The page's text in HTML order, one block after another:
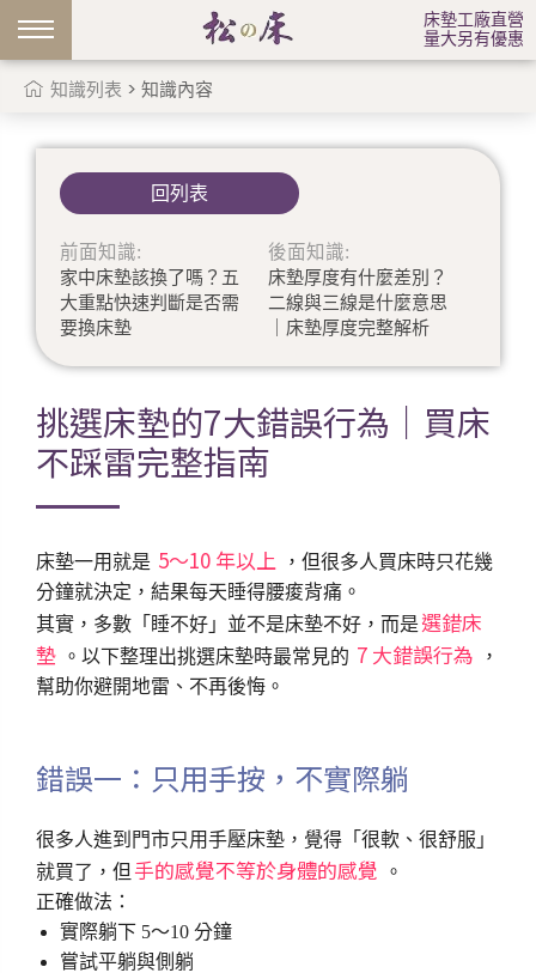
知識列表 > 知識內容
回列表
前面知識:
家中床墊該換了嗎？五
大重點快速判斷是否需
要換床墊
後面知識:
床墊厚度有什麼差別？
二線與三線是什麼意思
｜床墊厚度完整解析
挑選床墊的7大錯誤行為｜買床
不踩雷完整指南
床墊一用就是 5～10 年以上
，但很多人買床時只花幾
分鐘就決定，結果每天睡得腰痠背痛。
其實，多數「睡不好」並不是床墊不好，而是 選錯床
墊 。以下整理出挑選床墊時最常見的 7 大錯誤行為
，
幫助你避開地雷、不再後悔。
錯誤一：只用手按，不實際躺
很多人進到門市只用手壓床墊，覺得「很軟、很舒服」
就買了，但 手的感覺不等於身體的感覺
。
正確做法：
實際躺下 5～10 分鐘
嘗試平躺與側躺
床墊工廠直營
量大另有優惠